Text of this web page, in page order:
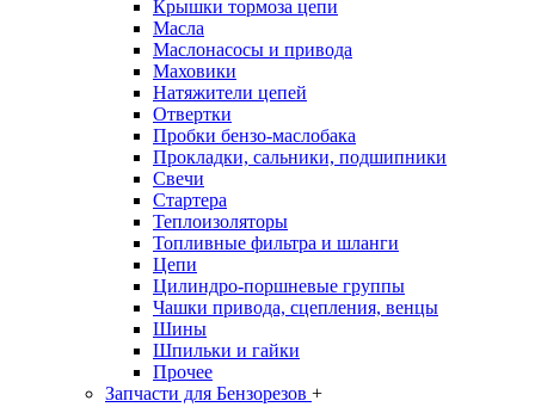
Крышки тормоза цепи
Масла
Маслонасосы и привода
Маховики
Натяжители цепей
Отвертки
Пробки бензо-маслобака
Прокладки, сальники, подшипники
Свечи
Стартера
Теплоизоляторы
Топливные фильтра и шланги
Цепи
Цилиндро-поршневые группы
Чашки привода, сцепления, венцы
Шины
Шпильки и гайки
Прочее
Запчасти для Бензорезов +